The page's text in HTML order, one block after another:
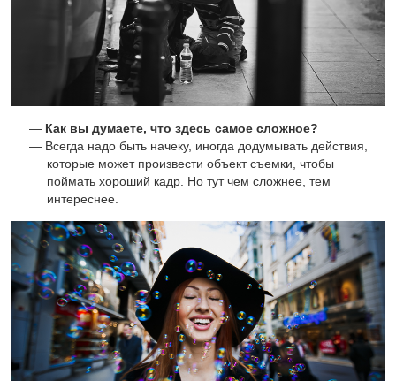
Как вы думаете, что здесь самое сложное?
Всегда надо быть начеку, иногда додумывать действия,
которые может произвести объект съемки, чтобы
поймать хороший кадр. Но тут чем сложнее, тем
интереснее.